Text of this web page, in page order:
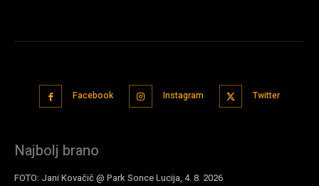
Facebook Instagram Twitter
Najbolj brano
FOTO: Jani Kovačič @ Park Sonce Lucija, 4. 8. 2026